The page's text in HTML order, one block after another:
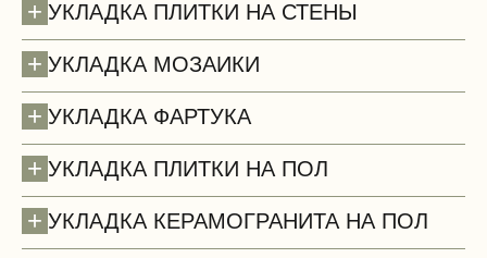
+ УКЛАДКА ПЛИТКИ НА СТЕНЫ
+ УКЛАДКА МОЗАИКИ
+ УКЛАДКА ФАРТУКА
+ УКЛАДКА ПЛИТКИ НА ПОЛ
+ УКЛАДКА КЕРАМОГРАНИТА НА ПОЛ